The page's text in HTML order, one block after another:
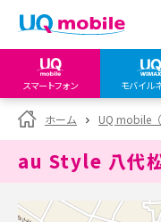
スマートフォン モバイル
my UQ
UQ WiMAX ご契
My UQ
UQ mobile
オンラインショ
UQ WiMAX
UQ mobile
販売店舗
UQ WiMAX
ホーム UQ mobile
au Style 八代